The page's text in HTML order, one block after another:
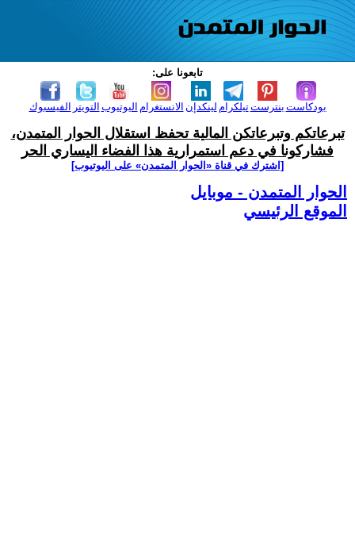
تابعونا على:
الفيسبوك التويتر اليوتيوب الانستغرام لينكدإن تيلكرامبنترست بودكاست
تبرعاتكم وتبرعاتكن المالية تحفظ استقلال الحوار المتمدن،
فشاركونا في دعم استمرارية هذا الفضاء اليساري الحر
[اشترك في قناة ‫«الحوار المتمدن» على اليوتيوب]
الحوار المتمدن - موبايل
الموقع الرئيسي